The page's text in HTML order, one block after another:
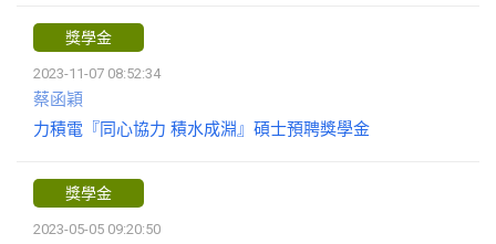
獎學金
2023-11-07 08:52:34
蔡函穎
力積電『同心協力 積水成淵』碩士預聘獎學金
獎學金
2023-05-05 09:20:50